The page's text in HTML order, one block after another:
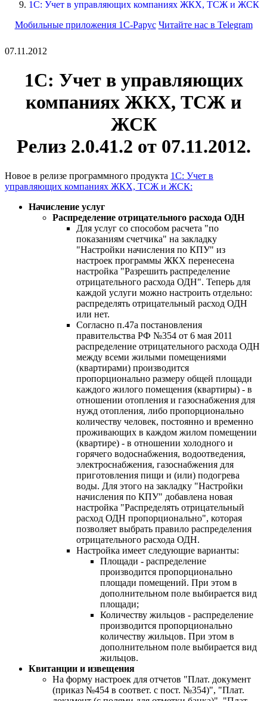
1С: Учет в управляющих компаниях ЖКХ, ТСЖ и ЖСК
Мобильные приложения 1С-Рарус Читайте нас в Telegram
07.11.2012
1С: Учет в управляющих
компаниях ЖКХ, ТСЖ и
ЖСК
Релиз 2.0.41.2 от 07.11.2012.
Новое в релизе программного продукта 1С: Учет в
управляющих компаниях ЖКХ, ТСЖ и ЖСК:
Начисление услуг
Распределение отрицательного расхода ОДН
Для услуг со способом расчета "по
показаниям счетчика" на закладку
"Настройки начисления по КПУ" из
настроек программы ЖКХ перенесена
настройка "Разрешить распределение
отрицательного расхода ОДН". Теперь для
каждой услуги можно настроить отдельно:
распределять отрицательный расход ОДН
или нет.
Согласно п.47а постановления
правительства РФ №354 от 6 мая 2011
распределение отрицательного расхода ОДН
между всеми жилыми помещениями
(квартирами) производится
пропорционально размеру общей площади
каждого жилого помещения (квартиры) - в
отношении отопления и газоснабжения для
нужд отопления, либо пропорционально
количеству человек, постоянно и временно
проживающих в каждом жилом помещении
(квартире) - в отношении холодного и
горячего водоснабжения, водоотведения,
электроснабжения, газоснабжения для
приготовления пищи и (или) подогрева
воды. Для этого на закладку "Настройки
начисления по КПУ" добавлена новая
настройка "Распределять отрицательный
расход ОДН пропорционально", которая
позволяет выбрать правило распределения
отрицательного расхода ОДН.
Настройка имеет следующие варианты:
Площади - распределение
производится пропорционально
площади помещений. При этом в
дополнительном поле выбирается вид
площади;
Количеству жильцов - распределение
производится пропорционально
количеству жильцов. При этом в
дополнительном поле выбирается вид
жильцов.
Квитанции и извещения
На форму настроек для отчетов "Плат. документ
(приказ №454 в соответ. с пост. №354)", "Плат.